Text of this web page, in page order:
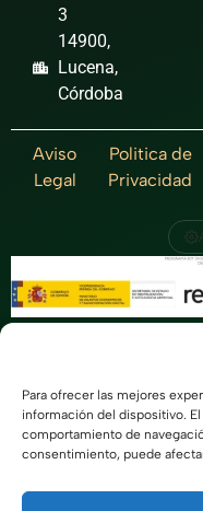
Para ofrecer las mejores
información del dispositivo.
comportamiento de
consentimiento, puede
3
14900,
Lucena,
Córdoba
Aviso
Legal
Politica de
Privacidad